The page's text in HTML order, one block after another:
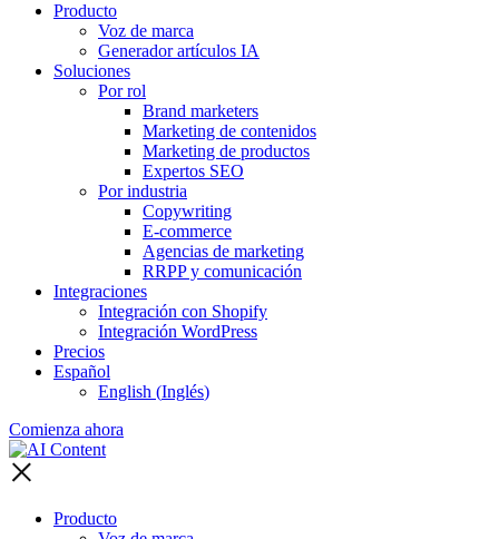
Producto
Voz de marca
Generador artículos IA
Soluciones
Por rol
Brand marketers
Marketing de contenidos
Marketing de productos
Expertos SEO
Por industria
Copywriting
E-commerce
Agencias de marketing
RRPP y comunicación
Integraciones
Integración con Shopify
Integración WordPress
Precios
Español
English (Inglés)
Comienza ahora
Producto